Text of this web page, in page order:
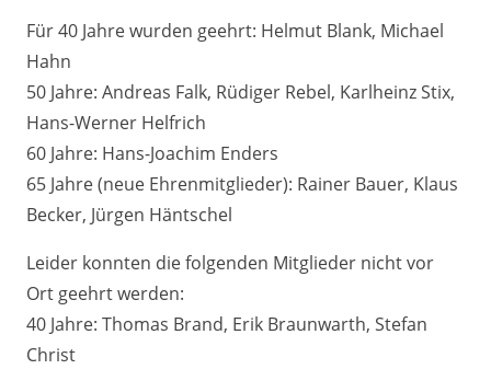
Für 40 Jahre wurden geehrt: Helmut Blank, Michael
Hahn
50 Jahre: Andreas Falk, Rüdiger Rebel, Karlheinz Stix,
Hans-Werner Helfrich
60 Jahre: Hans-Joachim Enders
65 Jahre (neue Ehrenmitglieder): Rainer Bauer, Klaus
Becker, Jürgen Häntschel
Leider konnten die folgenden Mitglieder nicht vor
Ort geehrt werden:
40 Jahre: Thomas Brand, Erik Braunwarth, Stefan
Christ